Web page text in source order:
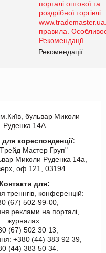
Рекомендації
м.Київ, бульвар Миколи
Руденка 14А
кореспонденції:
Мастер Груп"
Миколи Руденка 14а,
оф 121, 03194
Контакти для:
треннгів, конференцій:
(67) 502-99-00,
реклами на порталі,
журналах:
(67) 502 30 13,
+380 (44) 383 92 39,
(44) 383 50 34.